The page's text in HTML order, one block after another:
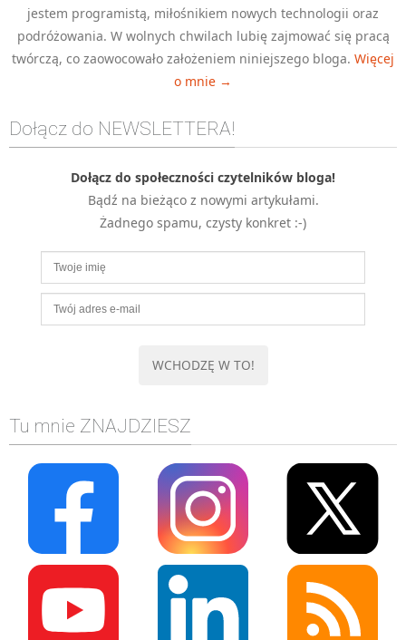
HTML 5
CSS 3
Django
PHP
WordPress
MOBILE
Android
KONTROLA WERSJI
SQL
TESTOWANIE
SIECI
WYDARZENIA
BIZNES
PO GODZINACH
KONTAKT
jestem programistą, miłośnikiem nowych technologii oraz
podróżowania. W wolnych chwilach lubię zajmować się pracą
twórczą, co zaowocowało założeniem niniejszego bloga. Więcej
o mnie →
Dołącz do NEWSLETTERA!
Dołącz do społeczności czytelników bloga!
Bądź na bieżąco z nowymi artykułami.
Żadnego spamu, czysty konkret :-)
Tu mnie ZNAJDZIESZ